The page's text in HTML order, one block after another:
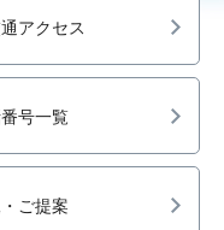
アクセス
号一覧
ご提案